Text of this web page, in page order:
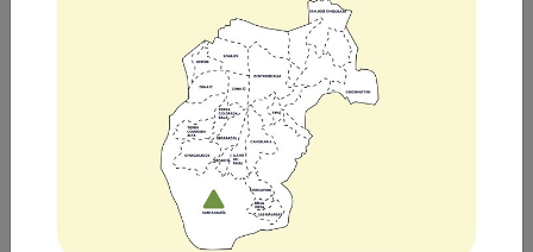
SANAR LA HERIDA INVISIBLE DEL DUELO
GESTACIONAL
Existe un dolor que rara vez encuentra espacio en la
conversación cotidiana: el que se siente al sostener unos
brazos vacíos tras haber albergado la promesa de una
vida. La pérdida de una gestación deseada es una